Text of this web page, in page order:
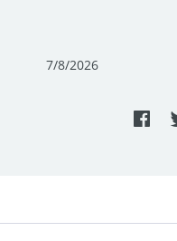
7/8/2026